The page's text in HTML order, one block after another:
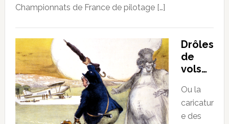
Championnats de France de pilotage […]
Drôles
de
vols…
Ou la
caricatur
e des